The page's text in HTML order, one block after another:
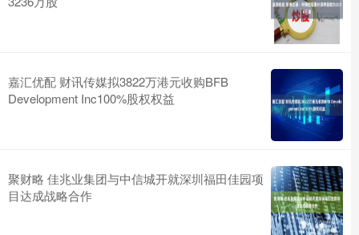
嘉汇优配 财讯传媒拟3822万港元收购BFB
Development Inc100%股权权益
聚财略 佳兆业集团与中信城开就深圳福田佳园项
目达成战略合作